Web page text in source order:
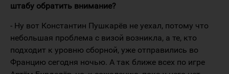
штабу обратить внимание?
- Ну вот Константин Пушкарёв не уехал, потому что
небольшая проблема с визой возникла, а те, кто
подходит к уровню сборной, уже отправились во
Францию сегодня ночью. А так ближе всех по игре